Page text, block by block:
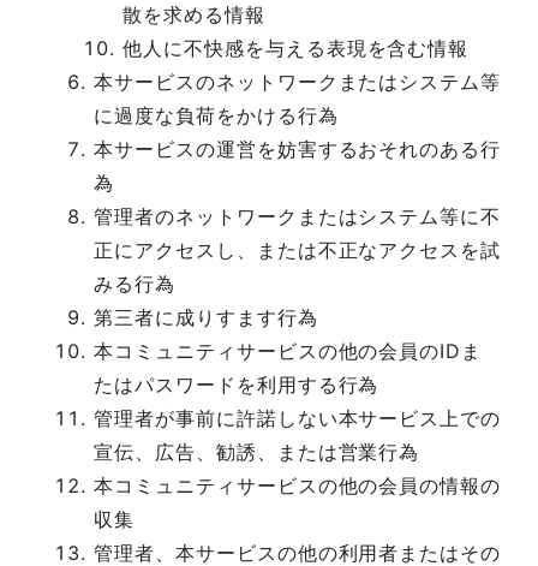
散を求める情報
他人に不快感を与える表現を含む情報
本サービスのネットワークまたはシステム等
に過度な負荷をかける行為
本サービスの運営を妨害するおそれのある行
為
管理者のネットワークまたはシステム等に不
正にアクセスし、または不正なアクセスを試
みる行為
第三者に成りすます行為
本コミュニティサービスの他の会員のIDま
たはパスワードを利用する行為
管理者が事前に許諾しない本サービス上での
宣伝、広告、勧誘、または営業行為
本コミュニティサービスの他の会員の情報の
収集
管理者、本サービスの他の利用者またはその